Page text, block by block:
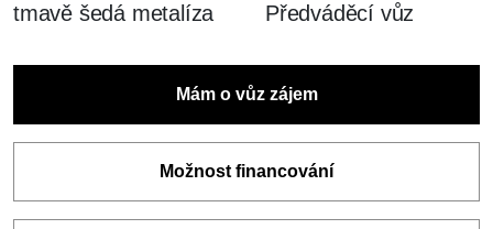
tmavě šedá metalíza Předváděcí vůz
Mám o vůz zájem
Možnost financování